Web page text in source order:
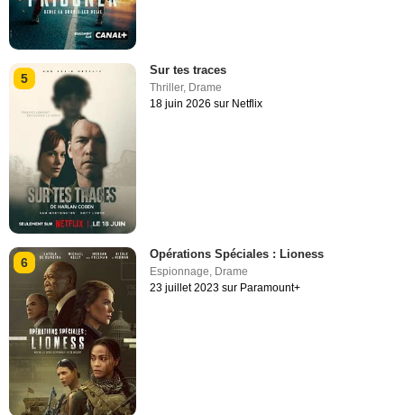
5
Sur tes traces
Thriller, Drame
18 juin 2026 sur Netflix
6
Opérations Spéciales : Lioness
Espionnage Drame
23 juillet 2023 sur Paramount+